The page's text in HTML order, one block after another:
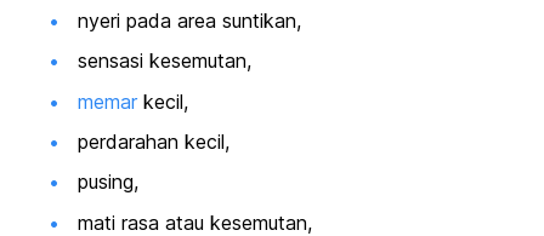
nyeri pada area suntikan,
sensasi kesemutan,
memar kecil,
perdarahan kecil,
pusing,
mati rasa atau kesemutan,